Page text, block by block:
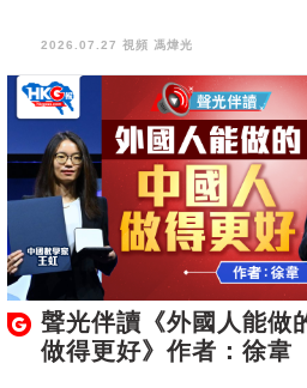
2026.07.27 視頻 馮煒光
聲光伴讀《外國人能做
做得更好》作者：徐韋